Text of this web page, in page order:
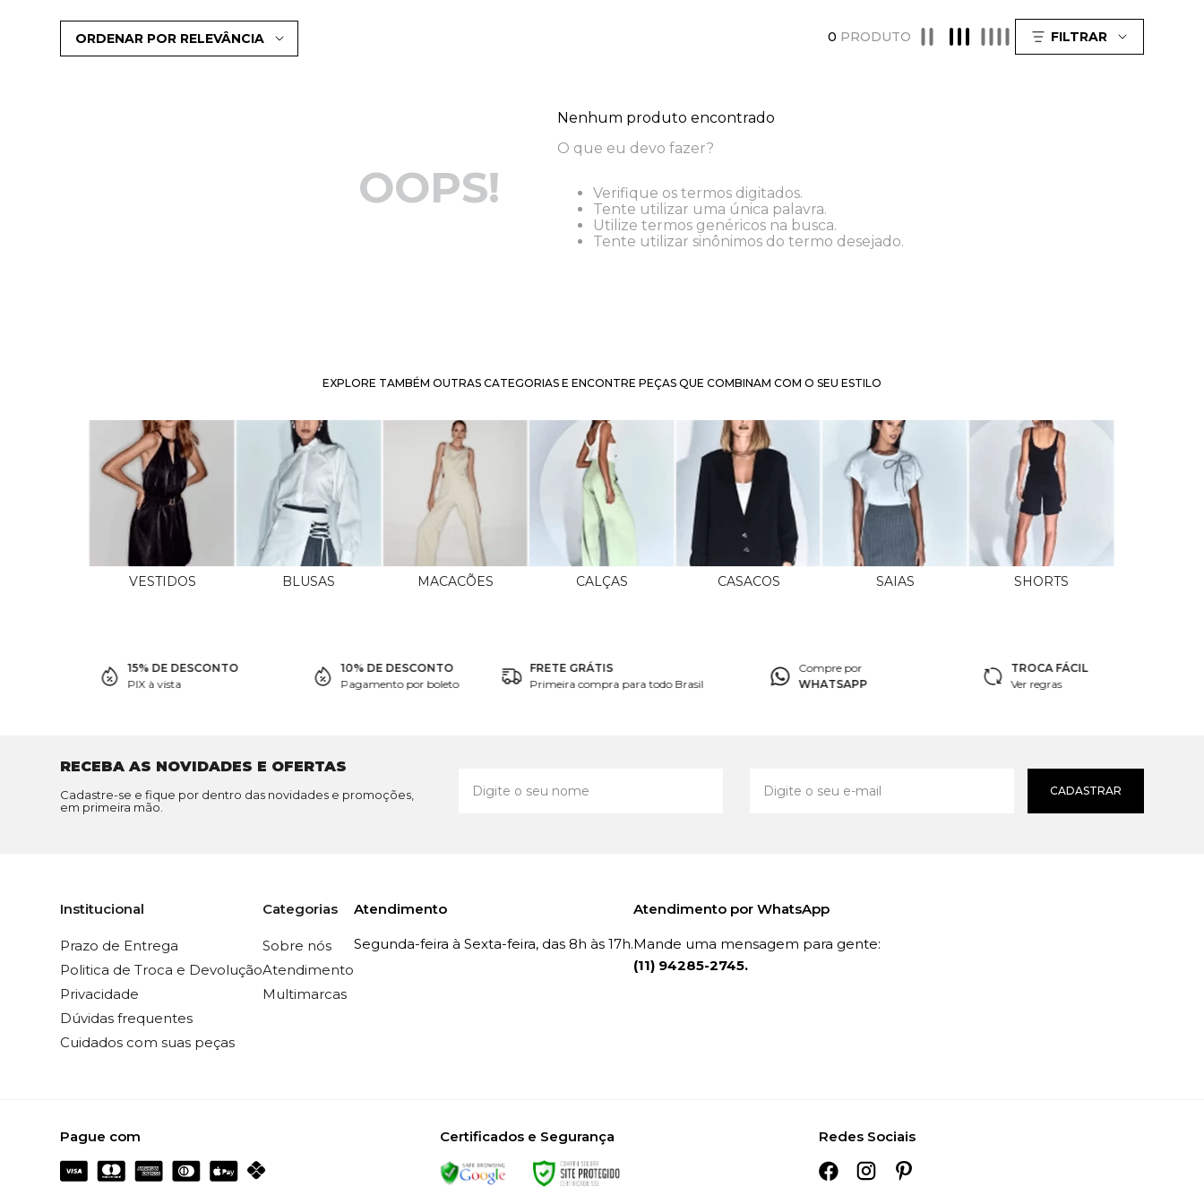
ORDENAR POR RELEVÂNCIA 0 PRODUTO FILTRAR
OOPS!
Nenhum produto encontrado
O que eu devo fazer?
Verifique os termos digitados.
Tente utilizar uma única palavra.
Utilize termos genéricos na busca.
Tente utilizar sinônimos do termo desejado.
EXPLORE TAMBÉM OUTRAS CATEGORIAS E ENCONTRE PEÇAS QUE COMBINAM COM O SEU ESTILO
VESTIDOS BLUSAS MACACÕES CALÇAS CASACOS SAIAS SHORTS
15% DE DESCONTO
PIX à vista
10% DE DESCONTO
Pagamento por boleto
FRETE GRÁTIS
Primeira compra para todo Brasil
Compre por
WHATSAPP
TROCA FÁCIL
Ver regras
RECEBA AS NOVIDADES E OFERTAS
Cadastre-se e fique por dentro das novidades e promoções,
em primeira mão.
CADASTRAR
Institucional
Prazo de Entrega
Politica de Troca e Devolução
Privacidade
Dúvidas frequentes
Cuidados com suas peças
Categorias
Sobre nós
Atendimento
Multimarcas
Atendimento
Segunda-feira à Sexta-feira, das 8h às 17h.
Atendimento por WhatsApp
Mande uma mensagem para gente:
(11) 94285-2745.
Pague com Certificados e Segurança Redes Sociais